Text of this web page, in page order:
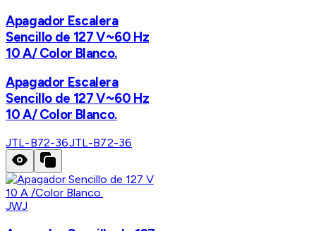
Apagador Escalera
Sencillo de 127 V~60 Hz
10 A/ Color Blanco.
Apagador Escalera
Sencillo de 127 V~60 Hz
10 A/ Color Blanco.
JTL-B72-36JTL-B72-36
JWJ